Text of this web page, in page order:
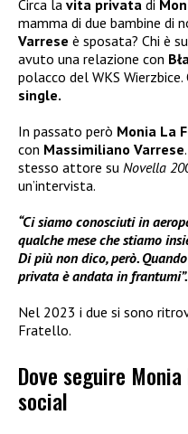
Circa la vita privata di
mamma di due bambine di
Varrese è sposata? Chi è
avuto una relazione con
polacco del WKS
single.
In passato però Monia La
con Massimiliano Varrese
stesso attore su Novella
un’intervista.
“Ci siamo conosciuti in
qualche mese che stiamo
Di più non dico, però.
privata è andata in frantumi”.
Nel 2023 i due si sono
Fratello.
Dove seguire
social